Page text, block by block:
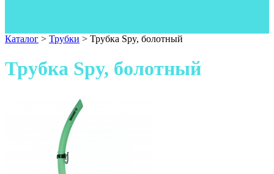
Каталог > Трубки > Трубка Spy, болотный
Трубка Spy, болотный